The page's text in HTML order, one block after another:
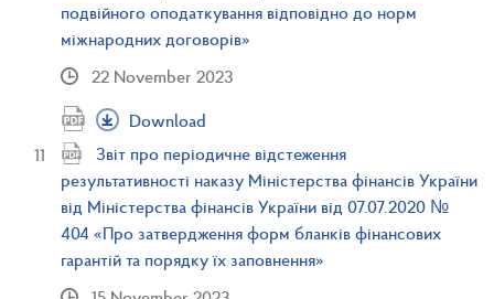
подвійного оподаткування відповідно до норм
міжнародних договорів»
22 November 2023
Download
Звіт про періодичне відстеження
результативності наказу Міністерства фінансів України
від Міністерства фінансів України від 07.07.2020 №
404 «Про затвердження форм бланків фінансових
гарантій та порядку їх заповнення»